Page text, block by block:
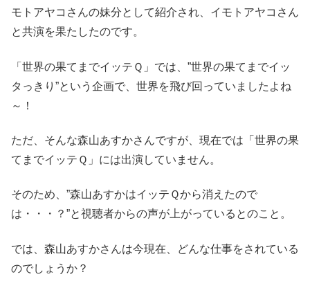
モトアヤコさんの妹分として紹介され、イモトアヤコさん
と共演を果たしたのです。
「世界の果てまでイッテＱ」では、”世界の果てまでイッ
タっきり”という企画で、世界を飛び回っていましたよね
～！
ただ、そんな森山あすかさんですが、現在では「世界の果
てまでイッテＱ」には出演していません。
そのため、”森山あすかはイッテＱから消えたので
は・・・？”と視聴者からの声が上がっているとのこと。
では、森山あすかさんは今現在、どんな仕事をされている
のでしょうか？